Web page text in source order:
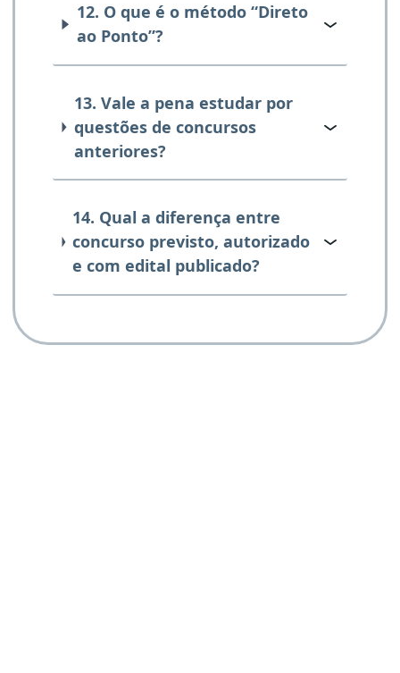
12. O que é o método “Direto
ao Ponto”?
13. Vale a pena estudar por
questões de concursos
anteriores?
14. Qual a diferença entre
concurso previsto, autorizado
e com edital publicado?